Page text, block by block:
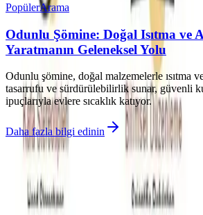
PopülerArama
Odunlu Şömine: Doğal Isıtma ve
Yaratmanın Geleneksel Yolu
Odunlu şömine, doğal malzemelerle ısıtma
tasarrufu ve sürdürülebilirlik sunar, güvenli
ipuçlarıyla evlere sıcaklık katıyor.
Daha fazla bilgi edinin
Site bölümleri